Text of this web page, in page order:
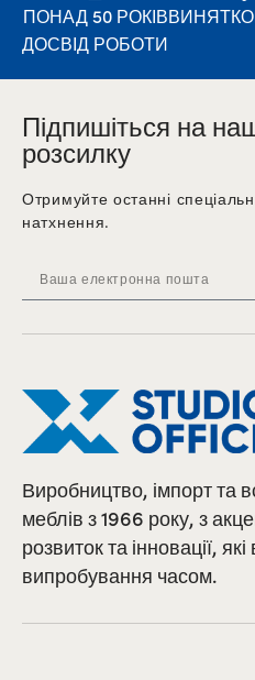
ПОНАД 50 РОКІВ
ДОСВІД РОБОТИ
Підпишіться на
розсилку
Отримуйте останні
натхнення.
Виробництво, імпорт та
меблів з 1966 року, з
розвиток та інновації,
випробування часом.